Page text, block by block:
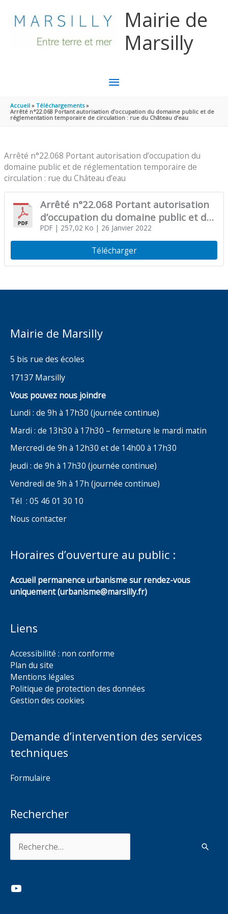
Mairie de
Marsilly
MENU
PRINCIPAL
Accueil
Téléchargements
Arrêté n°22.068 Portant autorisation d’occupation du domaine public et de
réglementation temporaire de circulation : rue du Château d’eau
Arrêté n°22.068 Portant autorisation d’occupation du
domaine public et de réglementation temporaire de
circulation : rue du Château d’eau
Arrêté n°22.068 Portant autorisation
d’occupation du domaine public et de
réglementation temporaire de
circulation : rue du Château d’eau
PDF| 257,02 Ko | 26 Janvier 2022
Télécharger
Mairie de Marsilly
5 bis rue des écoles
17137 Marsilly
Vous pouvez nous joindre
Lundi : de 9h à 17h30 (journée continue)
Mardi : de 13h30 à 17h30 – fermeture le mardi matin
Mercredi de 9h à 12h30 et de 14h00 à 17h30
Jeudi : de 9h à 17h30 (journée continue)
Vendredi de 9h à 17h (journée continue)
Tél : 05 46 01 30 10
Nous contacter
Horaires d’ouverture au public :
Accueil permanence urbanisme sur rendez-vous
uniquement (urbanisme@marsilly.fr)
Liens
Accessibilité : non conforme
Plan du site
Mentions légales
Politique de protection des données
Gestion des cookies
Demande d’intervention des services
techniques
Formulaire
Rechercher
YouTube